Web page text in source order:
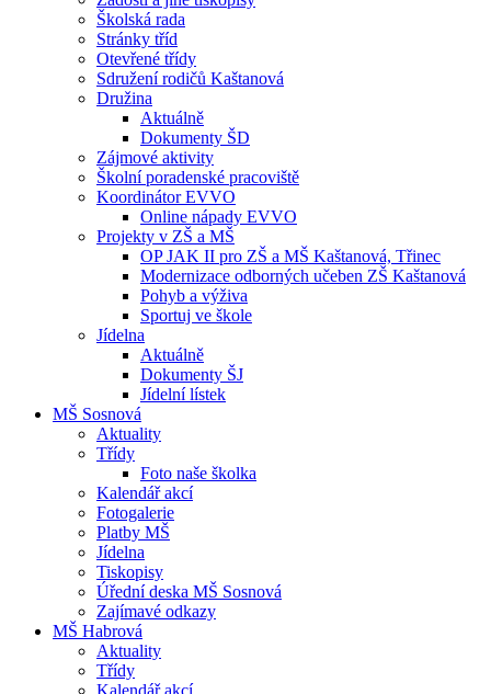
Školská rada
Stránky tříd
Otevřené třídy
Sdružení rodičů Kaštanová
Družina
Aktuálně
Dokumenty ŠD
Zájmové aktivity
Školní poradenské pracoviště
Koordinátor EVVO
Online nápady EVVO
Projekty v ZŠ a MŠ
OP JAK II pro ZŠ a MŠ Kaštanová, Třinec
Modernizace odborných učeben ZŠ Kaštanová
Pohyb a výživa
Sportuj ve škole
Jídelna
Aktuálně
Dokumenty ŠJ
Jídelní lístek
MŠ Sosnová
Aktuality
Třídy
Foto naše školka
Kalendář akcí
Fotogalerie
Platby MŠ
Jídelna
Tiskopisy
Úřední deska MŠ Sosnová
Zajímavé odkazy
MŠ Habrová
Aktuality
Třídy
Kalendář akcí